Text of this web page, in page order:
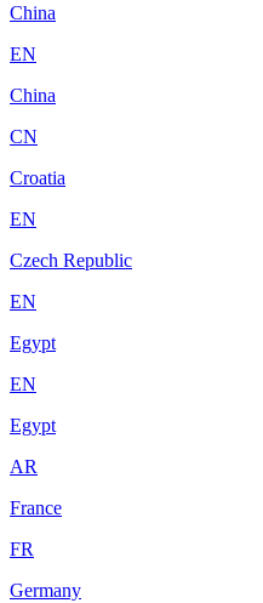
China
EN
China
CN
Croatia
EN
Czech Republic
EN
Egypt
EN
Egypt
AR
France
FR
Germany